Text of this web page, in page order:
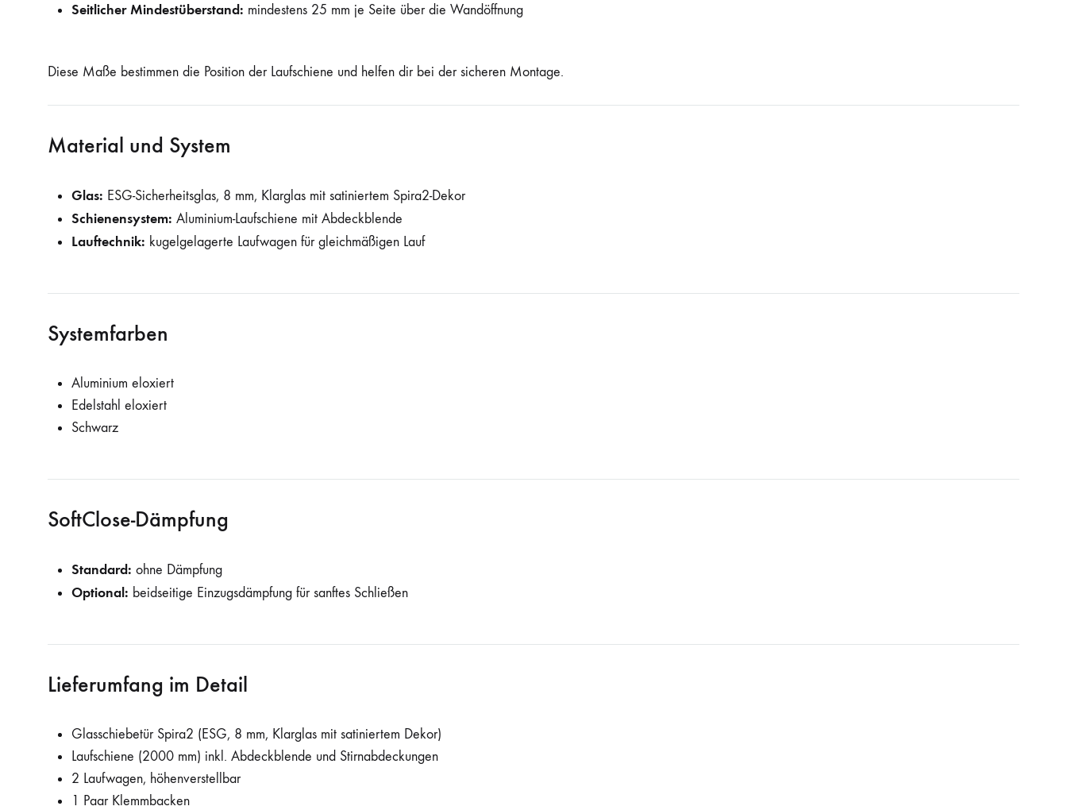
Seitlicher Mindestüberstand: mindestens 25 mm je Seite über die Wandöffnung
Diese Maße bestimmen die Position der Laufschiene und helfen dir bei der sicheren Montage.
Material und System
Glas: ESG-Sicherheitsglas, 8 mm, Klarglas mit satiniertem Spira2-Dekor
Schienensystem: Aluminium-Laufschiene mit Abdeckblende
Lauftechnik: kugelgelagerte Laufwagen für gleichmäßigen Lauf
Systemfarben
Aluminium eloxiert
Edelstahl eloxiert
Schwarz
SoftClose-Dämpfung
Standard: ohne Dämpfung
Optional: beidseitige Einzugsdämpfung für sanftes Schließen
Lieferumfang im Detail
Glasschiebetür Spira2 (ESG, 8 mm, Klarglas mit satiniertem Dekor)
Laufschiene (2000 mm) inkl. Abdeckblende und Stirnabdeckungen
2 Laufwagen, höhenverstellbar
1 Paar Klemmbacken